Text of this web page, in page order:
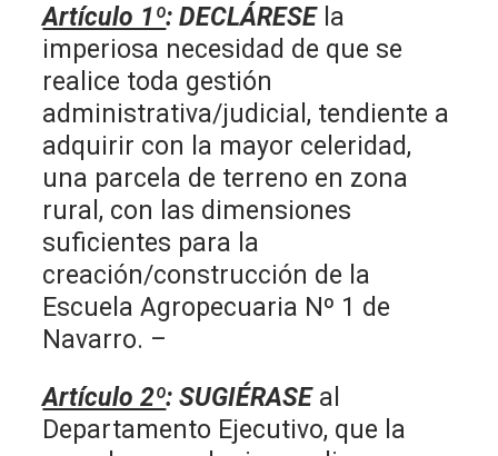
Artículo 1º: DECLÁRESEla
imperiosa necesidad de que se
realice toda gestión
administrativa/judicial, tendiente a
adquirir con la mayor celeridad,
una parcela de terreno en zona
rural, con las dimensiones
suficientes para la
creación/construcción de la
Escuela Agropecuaria Nº 1 de
Navarro. –
Artículo 2º: SUGIÉRASEal
Departamento Ejecutivo, que la